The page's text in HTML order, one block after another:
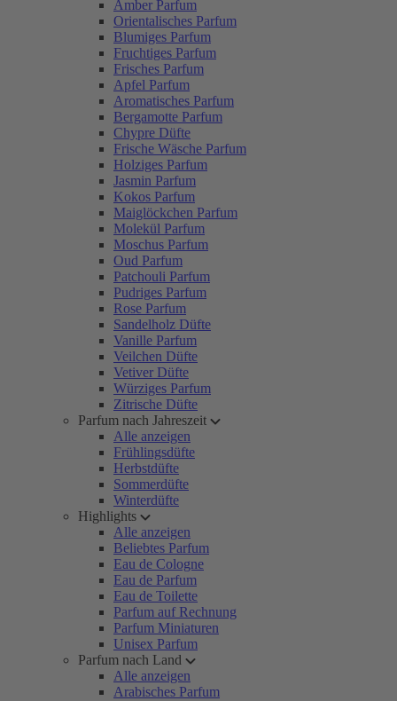
Amber Parfum
Orientalisches Parfum
Blumiges Parfum
Fruchtiges Parfum
Frisches Parfum
Apfel Parfum
Aromatisches Parfum
Bergamotte Parfum
Chypre Düfte
Frische Wäsche Parfum
Holziges Parfum
Jasmin Parfum
Kokos Parfum
Maiglöckchen Parfum
Molekül Parfum
Moschus Parfum
Oud Parfum
Patchouli Parfum
Pudriges Parfum
Rose Parfum
Sandelholz Düfte
Vanille Parfum
Veilchen Düfte
Vetiver Düfte
Würziges Parfum
Zitrische Düfte
Parfum nach Jahreszeit
Alle anzeigen
Frühlingsdüfte
Herbstdüfte
Sommerdüfte
Winterdüfte
Highlights
Alle anzeigen
Beliebtes Parfum
Eau de Cologne
Eau de Parfum
Eau de Toilette
Parfum auf Rechnung
Parfum Miniaturen
Unisex Parfum
Parfum nach Land
Alle anzeigen
Arabisches Parfum